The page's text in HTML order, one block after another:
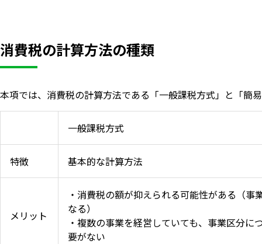
消費税の計算方法の種類
本項では、消費税の計算方法である「一般課税方式」と「簡
一般課税方式
特徴 基本的な計算方法
メリット
・消費税の額が抑えられる可能性がある（事
なる）
・複数の事業を経営していても、事業区分に
要がない